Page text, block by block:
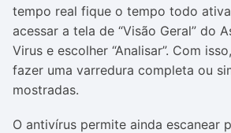
tempo real fique o tempo todo
acessar a tela de “Visão Geral” do
Virus e escolher “Analisar”. Com
fazer uma varredura completa ou
mostradas.
O antivírus permite ainda escanear